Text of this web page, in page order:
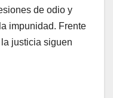
de odio y
impunidad. Frente
justicia siguen